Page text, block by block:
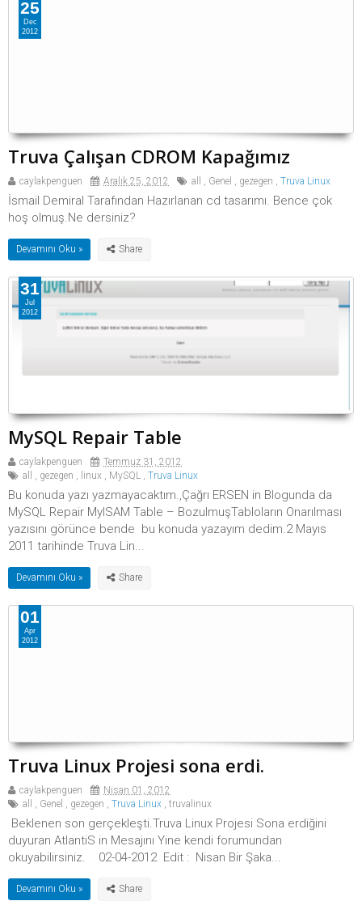
Truva Çalışan CDROM Kapağımız
caylakpenguen Aralık 25, 2012 all , Genel , gezegen , Truva Linux
İsmail Demiral Tarafından Hazırlanan cd tasarımı. Bence çok
hoş olmuş.Ne dersiniz?
Devamını Oku »
25
Dec
2012
MySQL Repair Table
caylakpenguen
Temmuz 31, 2012
all
, gezegen , linux , MySQL , Truva Linux
Bu konuda yazı yazmayacaktım.,Çağrı ERSEN in Blogunda da
MySQL Repair MyISAM Table – BozulmuşTabloların Onarılması
yazısını görünce bende bu konuda yazayım dedim.2 Mayıs
2011 tarihinde Truva Lin...
Devamını Oku »
31
Jul
2012
Truva Linux Projesi sona erdi.
caylakpenguen
Nisan 01, 2012
all
, Genel , gezegen , Truva Linux , truvalinux
Beklenen son gerçekleşti.Truva Linux Projesi Sona erdiğini
duyuran AtlantiS in Mesajını Yine kendi forumundan
okuyabilirsiniz. 02-04-2012 Edit : Nisan Bir Şaka...
Devamını Oku »
01
Apr
2012